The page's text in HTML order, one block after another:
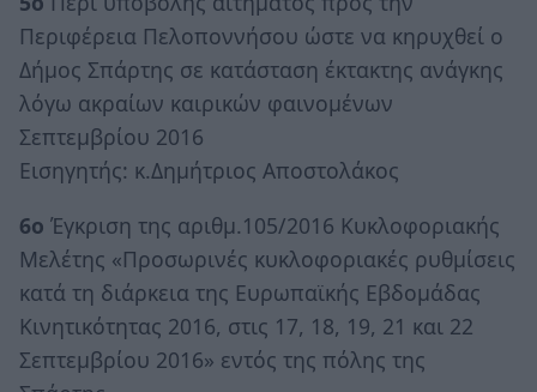
Περιφέρεια Πελοποννήσου ώστε να κηρυχθεί ο
Δήμος Σπάρτης σε κατάσταση έκτακτης ανάγκης
λόγω ακραίων καιρικών φαινομένων
Σεπτεμβρίου 2016
Εισηγητής: κ.Δημήτριος Αποστολάκος
6ο Έγκριση της αριθμ.105/2016 Κυκλοφοριακής
Μελέτης «Προσωρινές κυκλοφοριακές ρυθμίσεις
κατά τη διάρκεια της Ευρωπαϊκής Εβδομάδας
Κινητικότητας 2016, στις 17, 18, 19, 21 και 22
Σεπτεμβρίου 2016» εντός της πόλης της